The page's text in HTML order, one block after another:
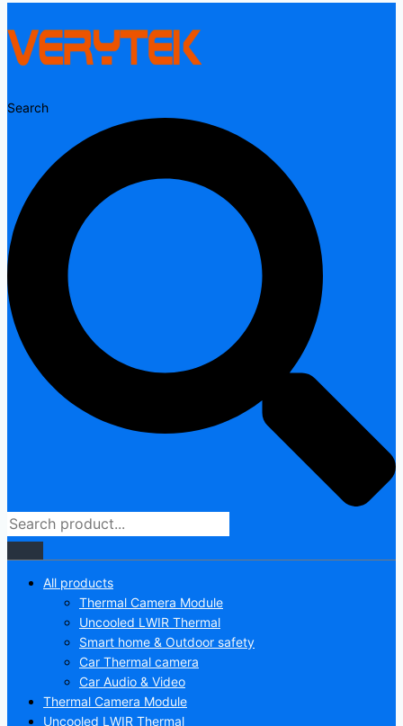
Search
All products
Thermal Camera Module
Uncooled LWIR Thermal
Smart home & Outdoor safety
Car Thermal camera
Car Audio & Video
Thermal Camera Module
Uncooled LWIR Thermal